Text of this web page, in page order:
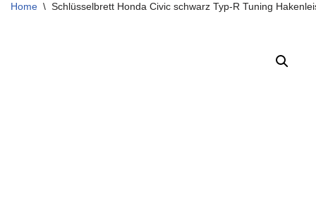
Home \ Schlüsselbrett Honda Civic schwarz Typ-R Tuning